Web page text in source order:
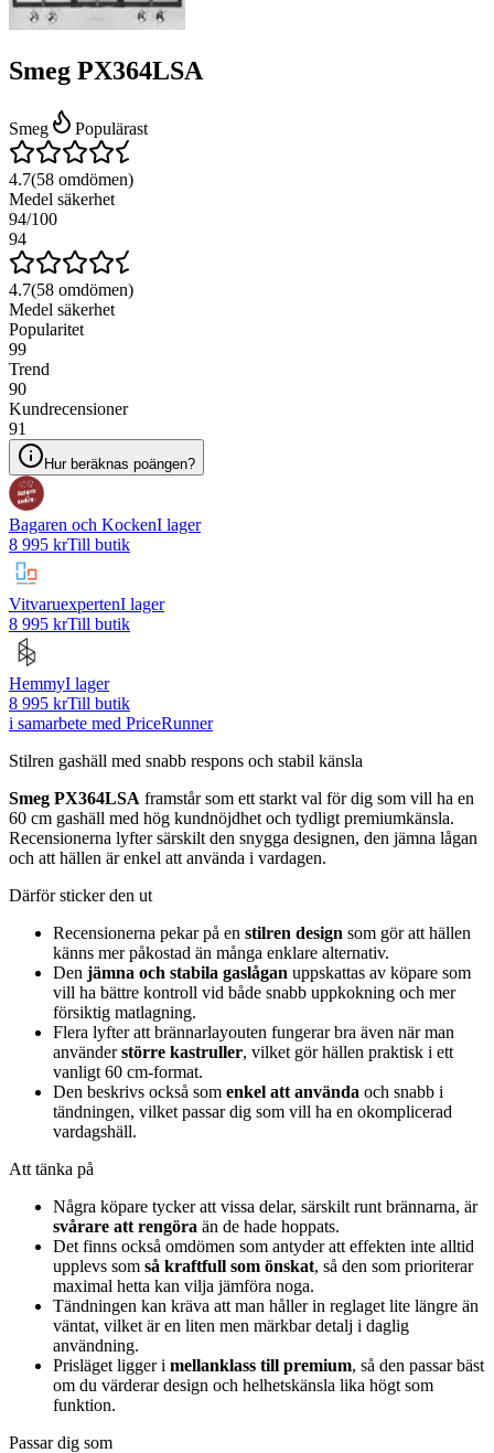
Smeg PX364LSA
Smeg Populärast
4.7(58 omdömen)
Medel säkerhet
94/100
94
4.7(58 omdömen)
Medel säkerhet
Popularitet
99
Trend
90
Kundrecensioner
91
Hur beräknas poängen?
Bagaren och KockenI lager
8 995 krTill butik
VitvaruexpertenI lager
8 995 krTill butik
HemmyI lager
8 995 krTill butik
i samarbete med PriceRunner
Stilren gashäll med snabb respons och stabil känsla
Smeg PX364LSA framstår som ett starkt val för dig som vill ha en
60 cm gashäll med hög kundnöjdhet och tydligt premiumkänsla.
Recensionerna lyfter särskilt den snygga designen, den jämna lågan
och att hällen är enkel att använda i vardagen.
Därför sticker den ut
Recensionerna pekar på en stilren design som gör att hällen
känns mer påkostad än många enklare alternativ.
Den jämna och stabila gaslågan uppskattas av köpare som
vill ha bättre kontroll vid både snabb uppkokning och mer
försiktig matlagning.
Flera lyfter att brännarlayouten fungerar bra även när man
använderstörre kastruller, vilket gör hällen praktisk i ett
vanligt 60 cm-format.
Den beskrivs också som enkel att använda och snabb i
tändningen, vilket passar dig som vill ha en okomplicerad
vardagshäll.
Att tänka på
Några köpare tycker att vissa delar, särskilt runt brännarna, är
svårare att rengöra än de hade hoppats.
Det finns också omdömen som antyder att effekten inte alltid
upplevs som så kraftfull som önskat, så den som prioriterar
maximal hetta kan vilja jämföra noga.
Tändningen kan kräva att man håller in reglaget lite längre än
väntat, vilket är en liten men märkbar detalj i daglig
användning.
Prisläget ligger i mellanklass till premium, så den passar bäst
om du värderar design och helhetskänsla lika högt som
funktion.
Passar dig som